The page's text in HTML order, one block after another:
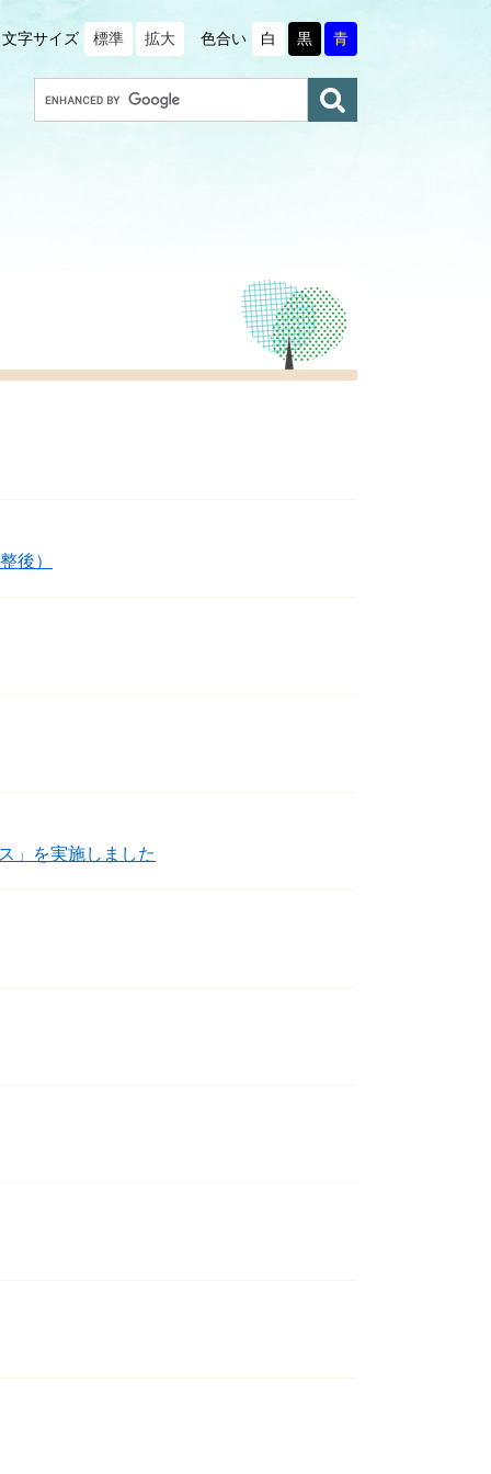
文字サイズ 標準 拡大 色合い 白 黒 青
後）
」を実施しました